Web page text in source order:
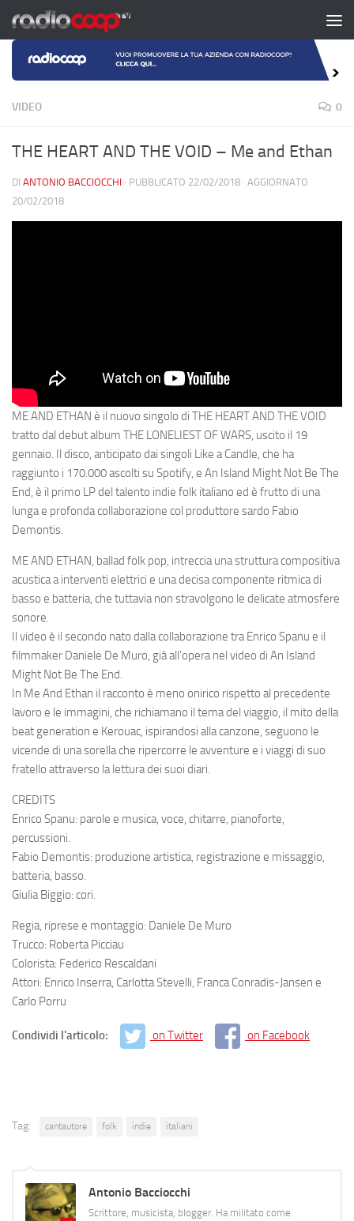
Salta al contenuto
VIDEO 0
THE HEART AND THE VOID – Me and Ethan
DI ANTONIO BACCIOCCHI · PUBBLICATO 22/02/2018 · AGGIORNATO
20/02/2018
ME AND ETHAN è il nuovo singolo di THE HEART AND THE VOID
tratto dal debut album THE LONELIEST OF WARS, uscito il 19
gennaio. Il disco, anticipato dai singoli Like a Candle, che ha
raggiunto i 170.000 ascolti su Spotify, e An Island Might Not Be The
End, è il primo LP del talento indie folk italiano ed è frutto di una
lunga e profonda collaborazione col produttore sardo Fabio
Demontis.
ME AND ETHAN, ballad folk pop, intreccia una struttura compositiva
acustica a interventi elettrici e una decisa componente ritmica di
basso e batteria, che tuttavia non stravolgono le delicate atmosfere
sonore.
Il video è il secondo nato dalla collaborazione tra Enrico Spanu e il
filmmaker Daniele De Muro, già all’opera nel video di An Island
Might Not Be The End.
In Me And Ethan il racconto è meno onirico rispetto al precedente
lavoro e le immagini, che richiamano il tema del viaggio, il mito della
beat generation e Kerouac, ispirandosi alla canzone, seguono le
vicende di una sorella che ripercorre le avventure e i viaggi di suo
fratello attraverso la lettura dei suoi diari.
CREDITS
Enrico Spanu: parole e musica, voce, chitarre, pianoforte,
percussioni.
Fabio Demontis: produzione artistica, registrazione e missaggio,
batteria, basso.
Giulia Biggio: cori.
Regia, riprese e montaggio: Daniele De Muro
Trucco: Roberta Picciau
Colorista: Federico Rescaldani
Attori: Enrico Inserra, Carlotta Stevelli, Franca Conradis-Jansen e
Carlo Porru
Condividi l'articolo: on Twitter on Facebook
Tag: cantautore folk indie italiani
Antonio Bacciocchi
Scrittore, musicista, blogger. Ha militato come